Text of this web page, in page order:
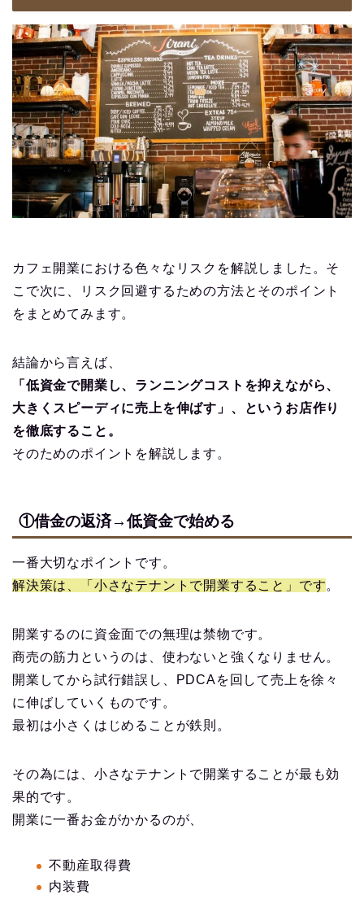
カフェ開業における色々なリスクを解説しました。そ
こで次に、リスク回避するための方法とそのポイント
をまとめてみます。
結論から言えば、
「低資金で開業し、ランニングコストを抑えながら、
大きくスピーディに売上を伸ばす」、というお店作り
を徹底すること。
そのためのポイントを解説します。
①借金の返済→低資金で始める
一番大切なポイントです。
解決策は、「小さなテナントで開業すること」です。
開業するのに資金面での無理は禁物です。
商売の筋力というのは、使わないと強くなりません。
開業してから試行錯誤し、PDCAを回して売上を徐々
に伸ばしていくものです。
最初は小さくはじめることが鉄則。
その為には、小さなテナントで開業することが最も効
果的です。
開業に一番お金がかかるのが、
不動産取得費
内装費